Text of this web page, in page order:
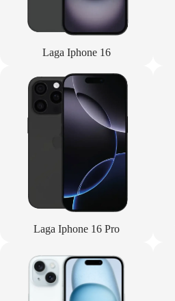
Laga Iphone 16
Laga Iphone 16 Pro